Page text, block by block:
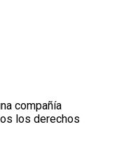
compañía
los derechos